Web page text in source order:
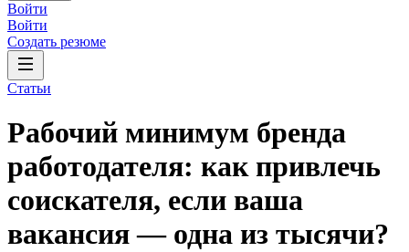
Войти
Войти
Создать резюме
Статьи
Рабочий минимум бренда
работодателя: как привлечь
соискателя, если ваша
вакансия — одна из тысячи?